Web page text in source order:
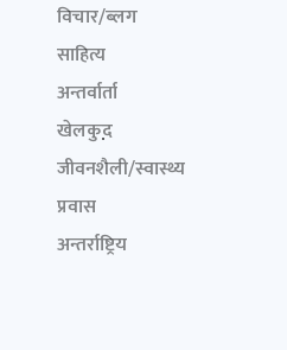
विचार/ब्लग
साहित्य
अन्तर्वार्ता
खेलकुद़़
जीवनशैली/स्वास्थ्य
प्रवास
अन्तर्राष्ट्रिय